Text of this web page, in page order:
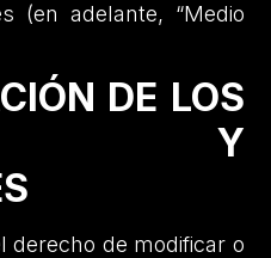
(en adelante, “Medio
DE LOS
Y
derecho de modificar o